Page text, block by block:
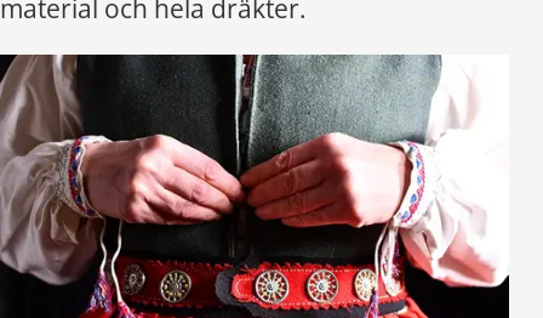
material och hela dräkter.